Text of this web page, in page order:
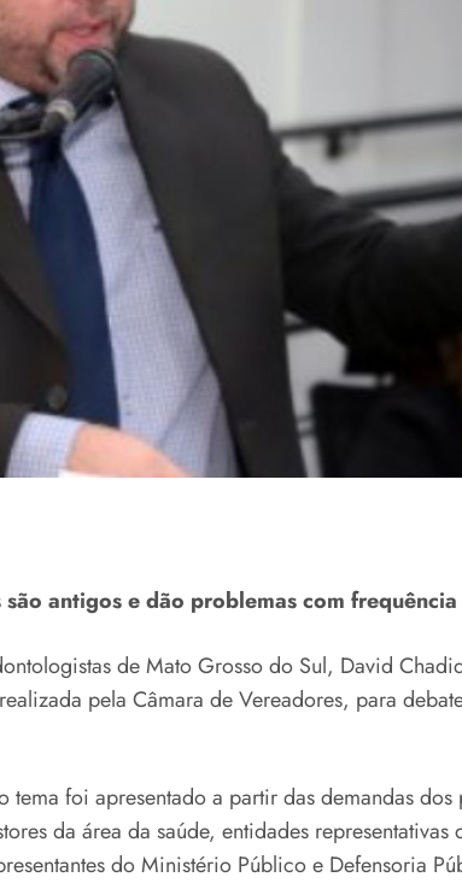
antigos e dão problemas com frequência
de Mato Grosso do Sul, David
pela Câmara de Vereadores, para
foi apresentado a partir das demandas dos
da área da saúde, entidades representativas
do Ministério Público e Defensoria